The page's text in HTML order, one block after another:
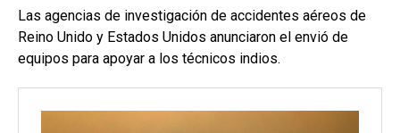
Las agencias de investigación de accidentes aéreos de
Reino Unido y Estados Unidos anunciaron el envió de
equipos para apoyar a los técnicos indios.